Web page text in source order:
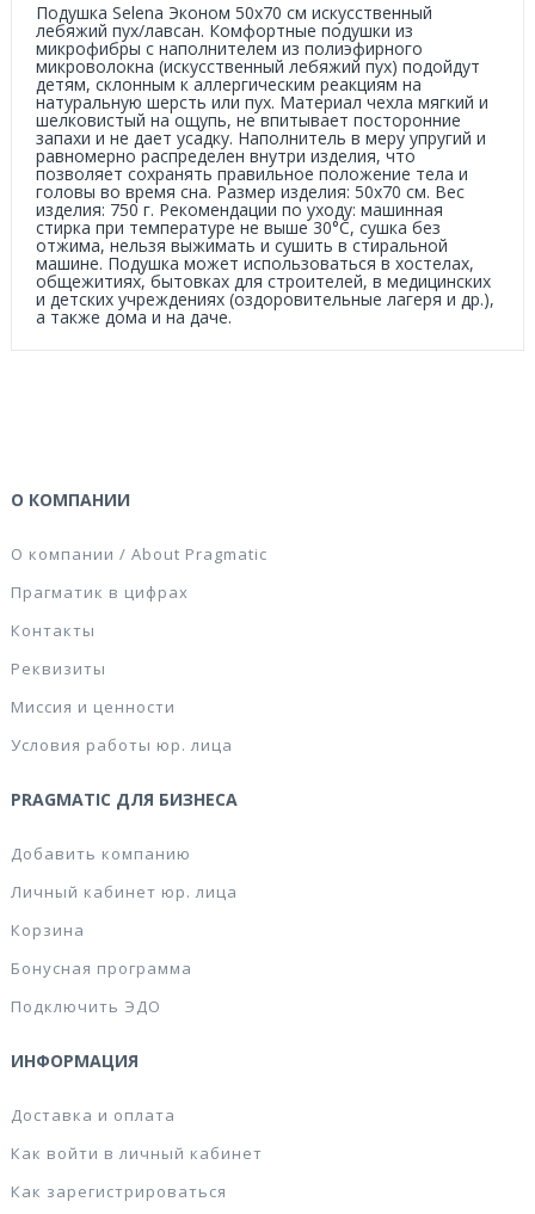
Подушка Selena Эконом 50х70 см искусственный
лебяжий пух/лавсан. Комфортные подушки из
микрофибры с наполнителем из полиэфирного
микроволокна (искусственный лебяжий пух) подойдут
детям, склонным к аллергическим реакциям на
натуральную шерсть или пух. Материал чехла мягкий и
шелковистый на ощупь, не впитывает посторонние
запахи и не дает усадку. Наполнитель в меру упругий и
равномерно распределен внутри изделия, что
позволяет сохранять правильное положение тела и
головы во время сна. Размер изделия: 50х70 см. Вес
изделия: 750 г. Рекомендации по уходу: машинная
стирка при температуре не выше 30°С, сушка без
отжима, нельзя выжимать и сушить в стиральной
машине. Подушка может использоваться в хостелах,
общежитиях, бытовках для строителей, в медицинских
и детских учреждениях (оздоровительные лагеря и др.),
а также дома и на даче.
О КОМПАНИИ
О компании / About Pragmatic
Прагматик в цифрах
Контакты
Реквизиты
Миссия и ценности
Условия работы юр. лица
PRAGMATIC ДЛЯ БИЗНЕСА
Добавить компанию
Личный кабинет юр. лица
Корзина
Бонусная программа
Подключить ЭДО
ИНФОРМАЦИЯ
Доставка и оплата
Как войти в личный кабинет
Как зарегистрироваться